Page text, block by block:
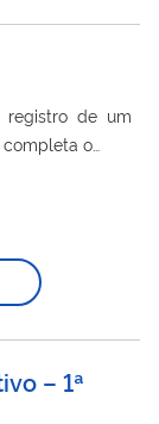
a renovação
– 1ª